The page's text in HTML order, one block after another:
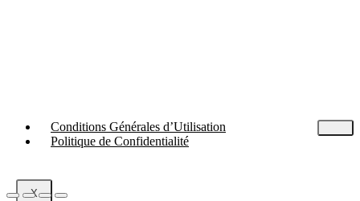
Conditions Générales d’Utilisation
Politique de Confidentialité
X